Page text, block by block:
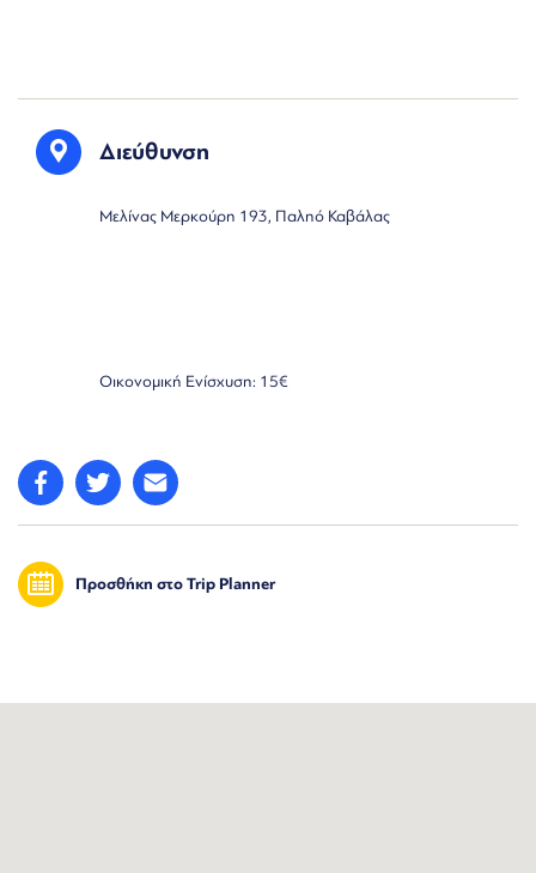
Διεύθυνση
Μελίνας Μερκούρη 193, Παληό Καβάλας
Οικονομική Ενίσχυση: 15€
Προσθήκη στο Trip Planner